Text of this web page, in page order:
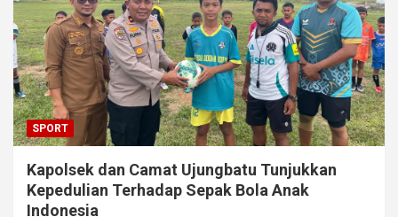
SPORT
Kapolsek dan Camat Ujungbatu Tunjukkan
Kepedulian Terhadap Sepak Bola Anak
Indonesia